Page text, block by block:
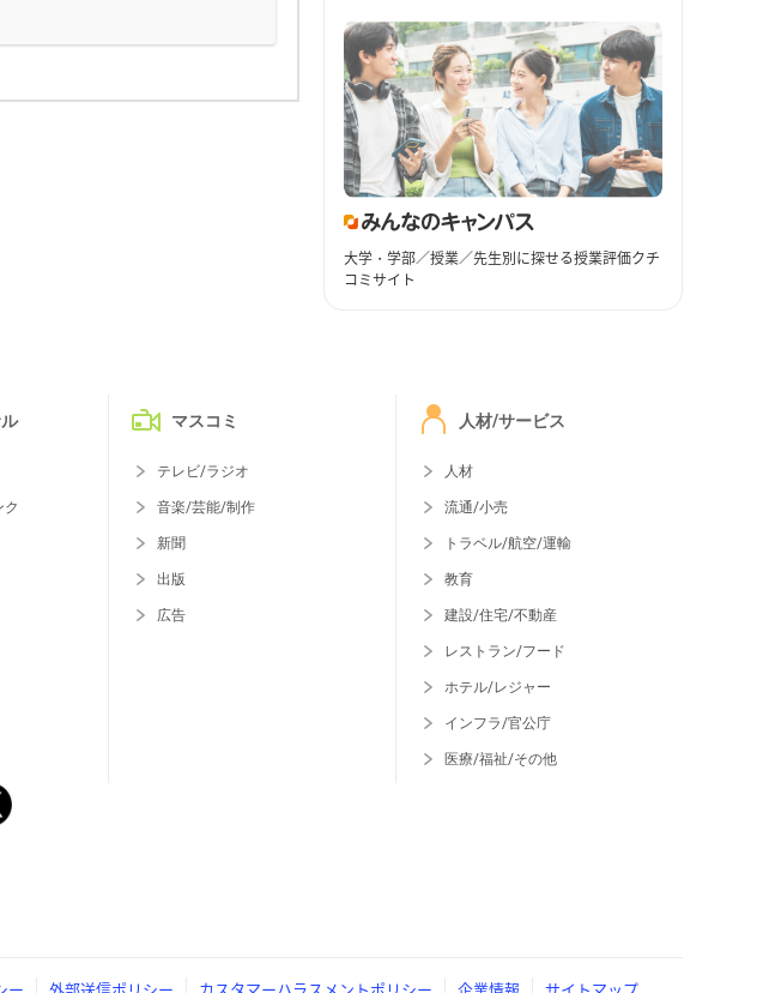
大学・学部／授業／先生別に探せる授業評価クチ
コミサイト
ク
マスコミ
テレビ/ラジオ
音楽/芸能/制作
新聞
出版
広告
人材/サービス
人材
流通/小売
トラベル/航空/運輸
教育
建設/住宅/不動産
レストラン/フード
ホテル/レジャー
インフラ/官公庁
医療/福祉/その他